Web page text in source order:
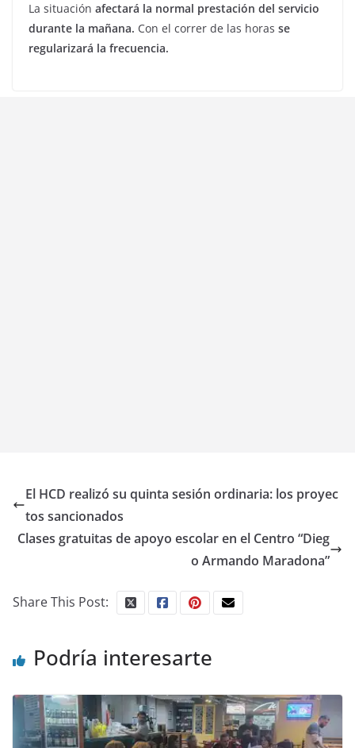
La situación afectará la normal prestación del servicio
durante la mañana. Con el correr de las horas se
regularizará la frecuencia.
El HCD realizó su quinta sesión ordinaria: los proyec
tos sancionados
Clases gratuitas de apoyo escolar en el Centro “Dieg
o Armando Maradona”
Share This Post:
Podría interesarte